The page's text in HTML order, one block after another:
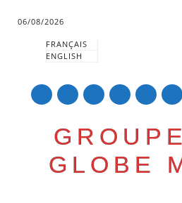
06/08/2026
FRANÇAIS
ENGLISH
GLOBE